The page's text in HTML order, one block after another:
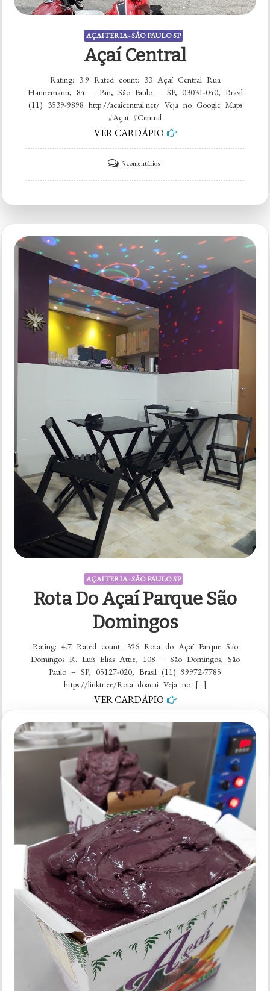
AÇAITERIA - SÃO PAULO SP
Açaí Central
Rating: 3.9 Rated count: 33 Açaí Central Rua
Hannemann, 84 – Pari, São Paulo – SP, 03031-040, Brasil
(11) 3539-9898 http://acaicentral.net/ Veja no Google Maps
#Açaí #Central
VER CARDÁPIO
5 comentáriosem
Açaí
AÇAITERIA - SÃO PAULO SP
Rota Do Açaí Parque São
Domingos
Rating: 4.7 Rated count: 396 Rota do Açaí Parque São
Domingos R. Luís Elias Attie, 108 – São Domingos, São
Paulo – SP, 05127-020, Brasil (11) 99972-7785
https://linktr.ee/Rota_doacai Veja no […]
VER CARDÁPIO
5 comentários
do
Açaí
Parque
São
Domingos